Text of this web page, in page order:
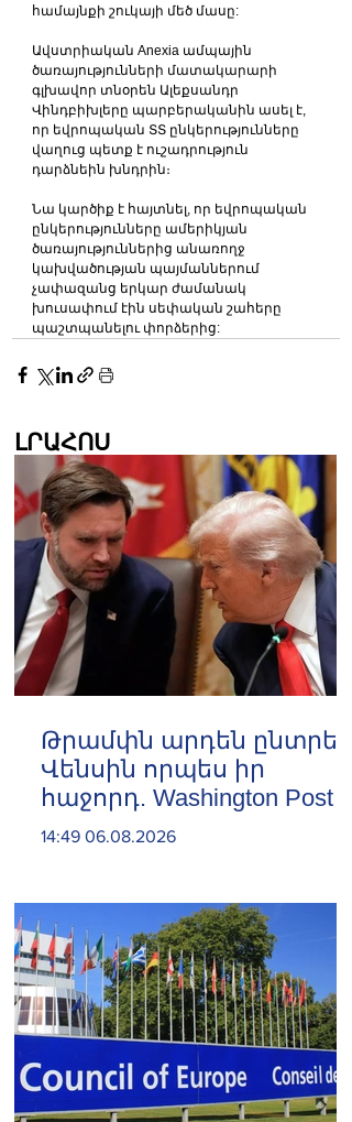
համայնքի շուկայի մեծ մասը:
Ավստրիական Anexia ամպային
ծառայությունների մատակարարի
գլխավոր տնօրեն Ալեքսանդր
Վինդբիխլերը պարբերականին ասել է,
որ եվրոպական ՏՏ ընկերությունները
վաղուց պետք է ուշադրություն
դարձնեին խնդրին։
Նա կարծիք է հայտնել, որ եվրոպական
ընկերությունները ամերիկյան
ծառայություններից անառողջ
կախվածության պայմաններում
չափազանց երկար ժամանակ
խուսափում էին սեփական շահերը
պաշտպանելու փորձերից:
ԼՐԱՀՈՍ
Թրամփն արդեն ընտրել է
Վենսին որպես իր
հաջորդ. Washington Post
14:49 06.08.2026